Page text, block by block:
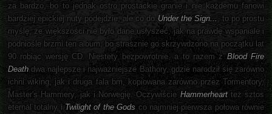
za bardzo, bo to jednak ostro prostackie granie i nie każdemu fanowi
bardziej epickiej nuty podejdzie, ale co do Under the Sign...
, to po prostu
myślę, że większości nie było dane usłyszeć, jak na prawdę wspaniale i
podniośle brzmi ten album, bo strasznie go skrzywdzono na początku lat
90 robiąc wersję CD. Niestety bezpowrotnie, a to razem z Blood Fire
Death dwa najlepsze i najważniejsze Bathory, gdzie narodził się zarówno
ichni wiking, jak i druga fala bm, kopiowana zarówno przez Tormentory,
Master's Hammery, jak i Norwegię. Oczywiście Hammerheartteż sztos
eternal totalny i Twilight of the Gods co najmniej pierwsza połowa równie